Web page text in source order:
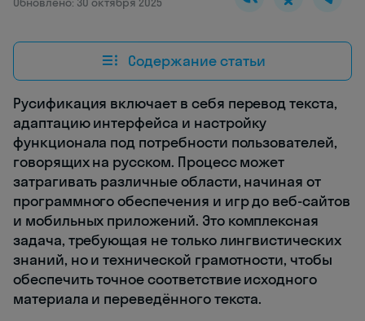
Содержание статьи
Русификация включает в себя перевод текста,
адаптацию интерфейса и настройку
функционала под потребности пользователей,
говорящих на русском. Процесс может
затрагивать различные области, начиная от
программного обеспечения и игр до веб-сайтов
и мобильных приложений. Это комплексная
задача, требующая не только лингвистических
знаний, но и технической грамотности, чтобы
обеспечить точное соответствие исходного
материала и переведённого текста.